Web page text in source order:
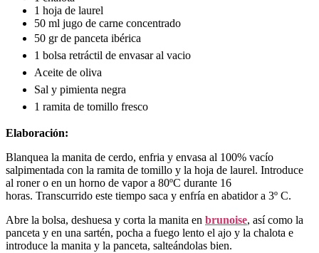
1 hoja de laurel
50 ml jugo de carne concentrado
50 gr de panceta ibérica
1 bolsa retráctil de envasar al vacio
Aceite de oliva
Sal y pimienta negra
1 ramita de tomillo fresco
Elaboración:
Blanquea la manita de cerdo, enfria y envasa al 100% vacío
salpimentada con la ramita de tomillo y la hoja de laurel. Introduce
al roner o en un horno de vapor a 80ºC durante 16
horas. Transcurrido este tiempo saca y enfría en abatidor a 3º C.
Abre la bolsa, deshuesa y corta la manita en brunoise, así como la
panceta y en una sartén, pocha a fuego lento el ajo y la chalota e
introduce la manita y la panceta, salteándolas bien.